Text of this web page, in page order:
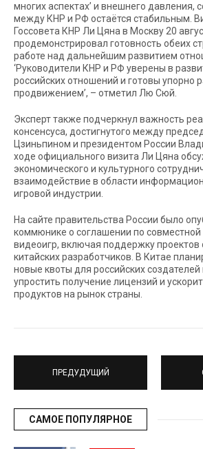
многих аспектах’ и внешнего давления,
между КНР и РФ остаётся стабильным.
Госсовета КНР Ли Цяна в Москву 20
продемонстрировал готовность обеих
работе над дальнейшим развитием
‘Руководители КНР и РФ уверены в
российских отношений и готовы упорно
продвижением’, – отметил Лю Сюй.
Эксперт также подчеркнул важность
консенсуса, достигнутого между
Цзиньпином и президентом России
ходе официального визита Ли Цяна
экономического и культурного
взаимодействие в области
игровой индустрии.
На сайте правительства России было
коммюнике о соглашении по совместной
видеоигр, включая поддержку проектов
китайских разработчиков. В Китае
новые квоты для российских создателей
упростить получение лицензий и
продуктов на рынок страны.
ПРЕДУДУЩИЙ
САМОЕ ПОПУЛЯРНОЕ